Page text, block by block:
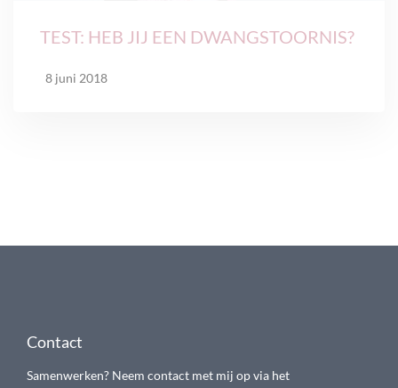
TEST: HEB JIJ EEN DWANGSTOORNIS?
8 juni 2018
Contact
Samenwerken? Neem contact met mij op via het